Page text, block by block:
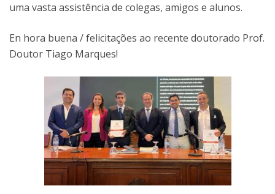
uma vasta assistência de colegas, amigos e alunos.
En hora buena / felicitações ao recente doutorado Prof.
Doutor Tiago Marques!